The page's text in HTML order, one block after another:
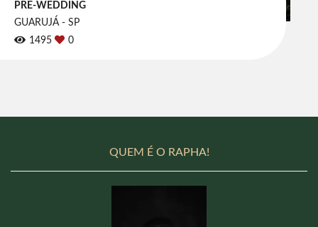
PRE-WEDDING
GUARUJÁ - SP
1495
0
QUEM É O RAPHA!